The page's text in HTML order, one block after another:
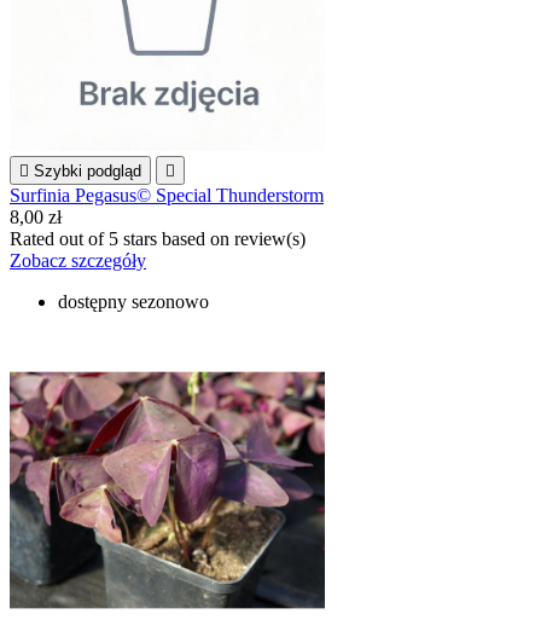
 Szybki podgląd 
Surfinia Pegasus© Special Thunderstorm
8,00 zł
Rated out of 5 stars based on review(s)
Zobacz szczegóły
dostępny sezonowo